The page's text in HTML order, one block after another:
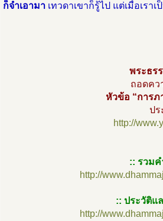
ก็จำเอามา เทวดาเขาก็รู้ไป แต่เมื่อเรา
พระธร
ถอดคว
หัวข้อ “การภ
ปร
http://
:: รวมค
http://
:: ประวัติแ
http://